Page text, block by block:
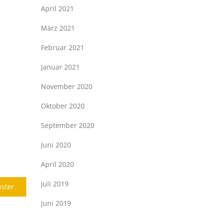
Next
post:
April 2021
März 2021
Februar 2021
Januar 2021
November 2020
Oktober 2020
September 2020
Juni 2020
April 2020
Juli 2019
Juni 2019